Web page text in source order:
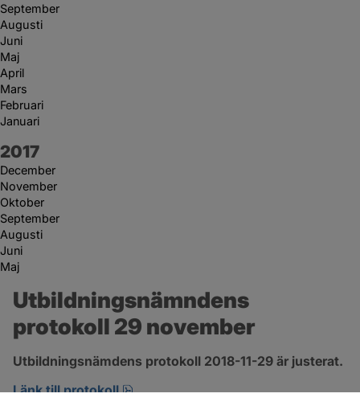
September
Augusti
Juni
Maj
April
Mars
Februari
Januari
År:
2017
December
November
Oktober
September
Augusti
Juni
Maj
Utbildningsnämndens
protokoll 29 november
Utbildningsnämdens protokoll 2018-11-29 är justerat.
Länk till protokoll
pdf, 266.9 kB, öppnas i nytt fönster.